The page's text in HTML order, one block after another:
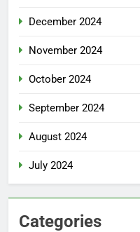
December 2024
November 2024
October 2024
September 2024
August 2024
July 2024
Categories